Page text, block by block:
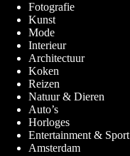
Fotografie
Kunst
Mode
Interieur
Architectuur
Koken
Reizen
Natuur & Dieren
Auto’s
Horloges
Entertainment & Sport
Amsterdam